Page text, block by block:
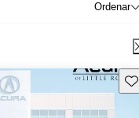
Ordenar